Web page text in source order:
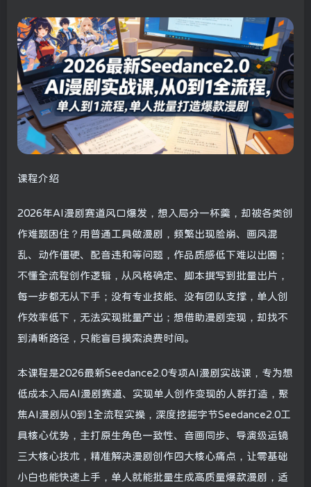
课程介绍
2026年AI漫剧赛道风口爆发，想入局分一杯羹，却被各类创
作难题困住？用普通工具做漫剧，频繁出现脸崩、画风混
乱、动作僵硬、配音违和等问题，作品质感低下难以出圈；
不懂全流程创作逻辑，从风格确定、脚本撰写到批量出片，
每一步都无从下手；没有专业技能、没有团队支撑，单人创
作效率低下，无法实现批量产出；想借助漫剧变现，却找不
到清晰路径，只能盲目摸索浪费时间。
本课程是2026最新Seedance2.0专项AI漫剧实战课，专为想
低成本入局AI漫剧赛道、实现单人创作变现的人群打造，聚
焦AI漫剧从0到1全流程实操，深度挖掘字节Seedance2.0工
具核心优势，主打原生角色一致性、音画同步、导演级运镜
三大核心技术，精准解决漫剧创作四大核心痛点，让零基础
小白也能快速上手，单人就能批量生成高质量爆款漫剧，适